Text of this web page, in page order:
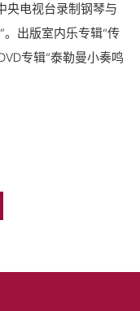
央电视台录制钢琴与
出版室内乐专辑“传
专辑“泰勒曼小奏鸣